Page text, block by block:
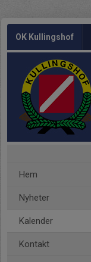
OK Kullingshof
Hem
Nyheter
Kalender
Kontakt